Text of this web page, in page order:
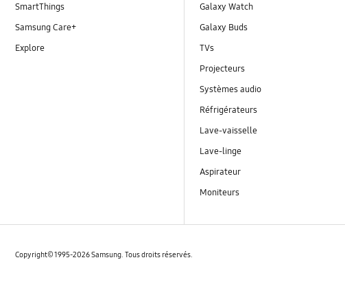
SmartThings
Samsung Care+
Explore
Galaxy Watch
Galaxy Buds
TVs
Projecteurs
Systèmes audio
Réfrigérateurs
Lave-vaisselle
Lave-linge
Aspirateur
Moniteurs
Copyright© 1995-2026 Samsung. Tous droits réservés.